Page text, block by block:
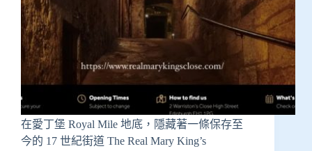
在愛丁堡 Royal Mile 地底，隱藏著一條保存至
今的 17 世紀街道 The Real Mary King’s